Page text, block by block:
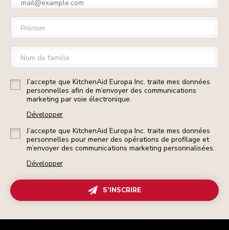
Prénom
Nom de famille
J’accepte que KitchenAid Europa Inc. traite mes données
personnelles afin de m’envoyer des communications
marketing par voie électronique.
Développer
J’accepte que KitchenAid Europa Inc. traite mes données
personnelles pour mener des opérations de profilage et
m’envoyer des communications marketing personnalisées.
Développer
S’INSCRIRE